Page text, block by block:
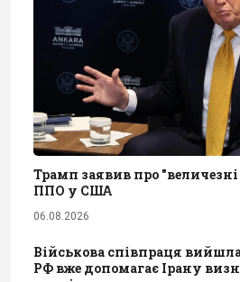
Трамп заявив про "величезні
ППО у США
06.08.2026
Військова співпраця
РФ вже допомагає Ірану